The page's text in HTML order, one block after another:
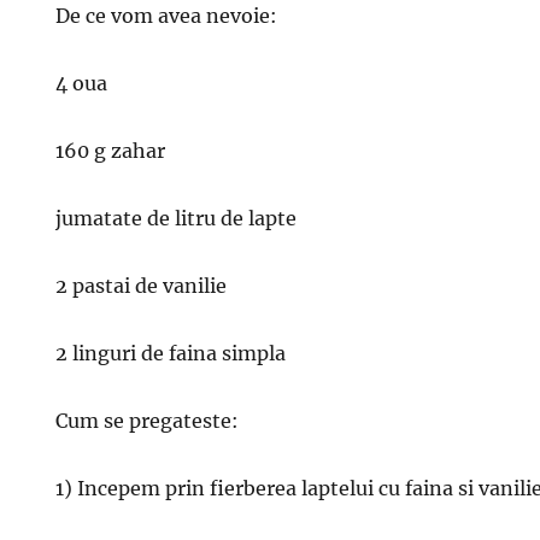
De ce vom avea nevoie:
4 oua
160 g zahar
jumatate de litru de lapte
2 pastai de vanilie
2 linguri de faina simpla
Cum se pregateste:
1) Incepem prin fierberea laptelui cu faina si